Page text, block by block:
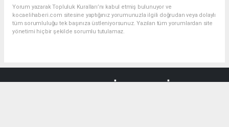
Yorum yazarak Topluluk Kuralları’nı kabul etmiş bulunuyor ve
kocaelihaberi.com sitesine yaptığınız yorumunuzla ilgili doğrudan veya dolaylı
tüm sorumluluğu tek başınıza üstleniyorsunuz. Yazılan tüm yorumlardan site
yönetimi hiçbir şekilde sorumlu tutulamaz.